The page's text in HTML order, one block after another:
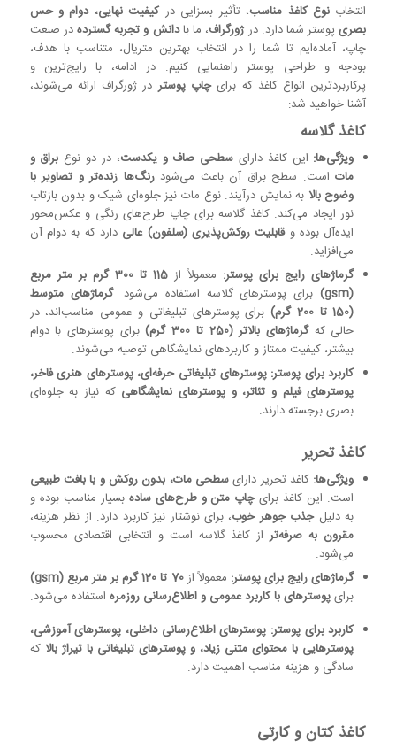
انتخابنوع کاغذ مناسب، تأثیر بسزایی درکیفیت نهایی، دوام و حس
بصریپوستر شما دارد. در ژورگراف، ما بادانش و تجربه گستردهدر صنعت
چاپ، آماده‌ایم تا شما را در انتخاب بهترین متریال، متناسب با هدف،
بودجه و طراحی پوستر راهنمایی کنیم. در ادامه، با رایج‌ترین و
پرکاربردترین انواع کاغذ که برایچاپ پوستردر ژورگراف ارائه می‌شوند،
آشنا خواهید شد:
کاغذ گلاسه
ویژگی‌ها: این کاغذ دارای سطحی صاف و یکدست، در دو نوع براق و
ماتاست. سطح براق آن باعث می‌شودرنگ‌ها زنده‌تر و تصاویر با
وضوح بالا به نمایش درآیند. نوع مات نیز جلوه‌ای شیک و بدون بازتاب
نور ایجاد می‌کند. کاغذ گلاسه برای چاپ طرح‌های رنگی و عکس‌محور
ایده‌آل بوده وقابلیت روکش‌پذیری (سلفون) عالی دارد که به دوام آن
می‌افزاید.
گرماژهای رایج برای پوستر: معمولاً از
115 تا 300 گرم بر متر مربع
(gsm)
برای پوسترهای گلاسه استفاده می‌شود.گرماژهای متوسط
(150 تا 200 گرم)
برای پوسترهای تبلیغاتی و عمومی مناسب‌اند، در
حالی کهگرماژهای بالاتر (250 تا 300 گرم)
برای پوسترهای با دوام
بیشتر، کیفیت ممتاز و کاربردهای نمایشگاهی توصیه می‌شوند.
کاربرد برای پوستر: پوسترهای تبلیغاتی حرفه‌ای، پوسترهای هنری فاخر،
پوسترهای فیلم و تئاتر، و پوسترهای نمایشگاهی که نیاز به جلوه‌ای
بصری برجسته دارند.
کاغذ تحریر
ویژگی‌ها: کاغذ تحریر دارایسطحی مات، بدون روکش و با بافت طبیعی
است. این کاغذ برایچاپ متن و طرح‌های ساده بسیار مناسب بوده و
به دلیلجذب جوهر خوب، برای نوشتار نیز کاربرد دارد. از نظر هزینه،
مقرون به صرفه‌تراز کاغذ گلاسه است و انتخابی اقتصادی محسوب
می‌شود.
گرماژهای رایج برای پوستر: معمولاً از70 تا 120 گرم بر متر مربع (gsm)
برایپوسترهای با کاربرد عمومی و اطلاع‌رسانی روزمرهاستفاده می‌شود.
کاربرد برای پوستر: پوسترهای اطلاع‌رسانی داخلی، پوسترهای آموزشی،
پوسترهایی با محتوای متنی زیاد، و پوسترهای تبلیغاتی با تیراژ بالا که
سادگی و هزینه مناسب اهمیت دارد.
کاغذ کتان و کارتی